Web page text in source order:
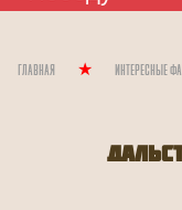
Главная Интересные